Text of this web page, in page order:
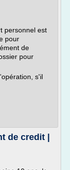
personnel est
pour
de
pour
s'il
de credit |